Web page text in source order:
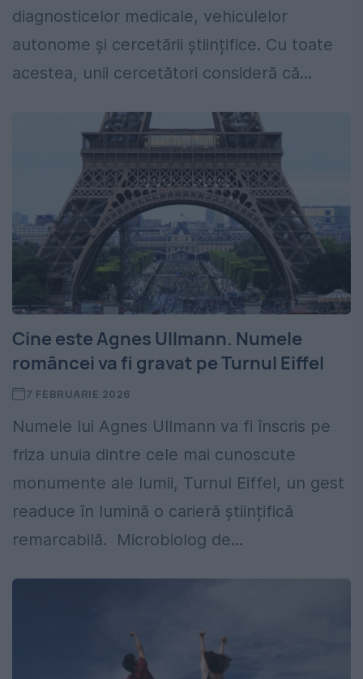
diagnosticelor medicale, vehiculelor
autonome și cercetării științifice. Cu toate
acestea, unii cercetători consideră că...
Cine este Agnes Ullmann. Numele
româncei va fi gravat pe Turnul Eiffel
7 FEBRUARIE 2026
Numele lui Agnes Ullmann va fi înscris pe
friza unuia dintre cele mai cunoscute
monumente ale lumii, Turnul Eiffel, un gest
readuce în lumină o carieră științifică
remarcabilă. Microbiolog de...